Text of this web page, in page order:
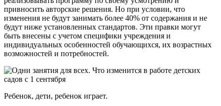
привносить авторские решения. Но при условии, что
изменения не будут занимать более 40% от содержания и не
будут ниже установленных стандартов. Эти правки могут
быть внесены с учетом специфики учреждения и
индивидуальных особенностей обучающихся, их возрастных
возможностей и потребностей.
Ребенок, дети, ребенок играет.